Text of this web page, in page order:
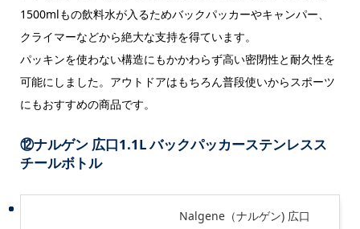
1500mlもの飲料水が入るためバックパッカーやキャンパー、
クライマーなどから絶大な支持を得ています。
パッキンを使わない構造にもかかわらず高い密閉性と耐久性を
可能にしました。アウトドアはもちろん普段使いからスポーツ
にもおすすめの商品です。
⑫ナルゲン 広口1.1L バックパッカーステンレスス
チールボトル
Nalgene（ナルゲン) 広口